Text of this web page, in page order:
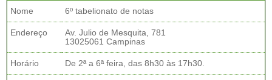
Nome 6º tabelionato de notas
Endereço
Av. Julio de Mesquita, 781
13025061 Campinas
Horário De 2ª a 6ª feira, das 8h30 às 17h30.